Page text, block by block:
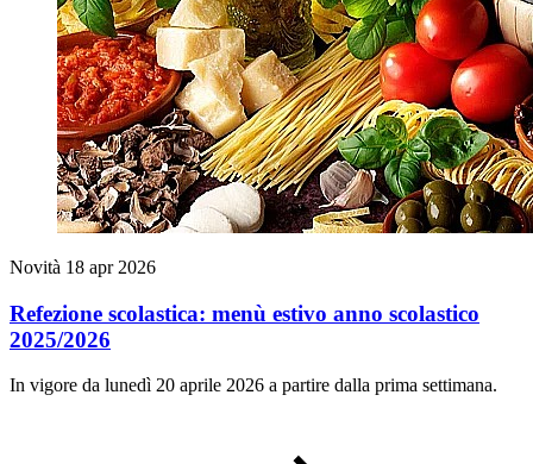
Novità 18 apr 2026
Refezione scolastica: menù estivo anno scolastico
2025/2026
In vigore da lunedì 20 aprile 2026 a partire dalla prima settimana.